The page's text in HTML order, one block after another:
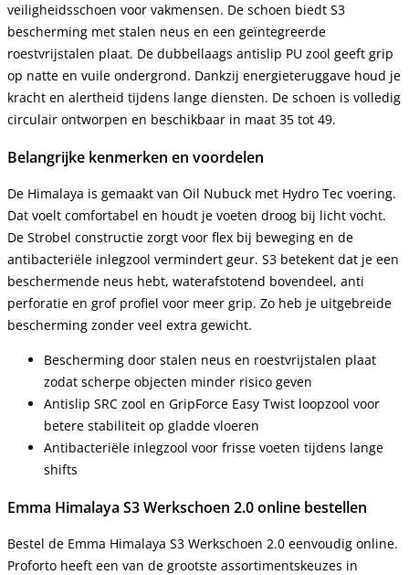
veiligheidsschoen voor vakmensen. De schoen biedt S3
bescherming met stalen neus en een geïntegreerde
roestvrijstalen plaat. De dubbellaags antislip PU zool geeft grip
op natte en vuile ondergrond. Dankzij energieteruggave houd je
kracht en alertheid tijdens lange diensten. De schoen is volledig
circulair ontworpen en beschikbaar in maat 35 tot 49.
Belangrijke kenmerken en voordelen
De Himalaya is gemaakt van Oil Nubuck met Hydro Tec voering.
Dat voelt comfortabel en houdt je voeten droog bij licht vocht.
De Strobel constructie zorgt voor flex bij beweging en de
antibacteriële inlegzool vermindert geur. S3 betekent dat je een
beschermende neus hebt, waterafstotend bovendeel, anti
perforatie en grof profiel voor meer grip. Zo heb je uitgebreide
bescherming zonder veel extra gewicht.
Bescherming door stalen neus en roestvrijstalen plaat
zodat scherpe objecten minder risico geven
Antislip SRC zool en GripForce Easy Twist loopzool voor
betere stabiliteit op gladde vloeren
Antibacteriële inlegzool voor frisse voeten tijdens lange
shifts
Emma Himalaya S3 Werkschoen 2.0 online bestellen
Bestel de Emma Himalaya S3 Werkschoen 2.0 eenvoudig online.
Proforto heeft een van de grootste assortimentskeuzes in